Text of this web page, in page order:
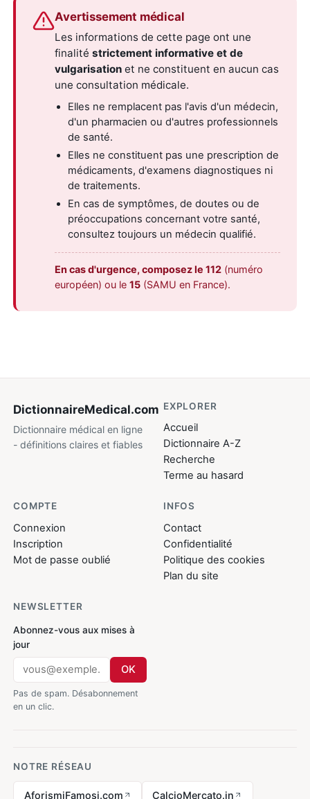
Avertissement médical
Les informations de cette page ont une
finalitéstrictement informative et de
vulgarisation et ne constituent en aucun cas
une consultation médicale.
Elles ne remplacent pas l'avis d'un médecin,
d'un pharmacien ou d'autres professionnels
de santé.
Elles ne constituent pas une prescription de
médicaments, d'examens diagnostiques ni
de traitements.
En cas de symptômes, de doutes ou de
préoccupations concernant votre santé,
consultez toujours un médecin qualifié.
En cas d'urgence, composez le 112 (numéro
européen) ou le15 (SAMU en France).
DictionnaireMedical.com
Dictionnaire médical en ligne
- définitions claires et fiables
EXPLORER
Accueil
Dictionnaire A-Z
Recherche
Terme au hasard
COMPTE
Connexion
Inscription
Mot de passe oublié
INFOS
Contact
Confidentialité
Politique des cookies
Plan du site
NEWSLETTER
Abonnez-vous aux mises à
jour
OK
Pas de spam. Désabonnement
en un clic.
NOTRE RÉSEAU
AforismiFamosi.com CalcioMercato.in